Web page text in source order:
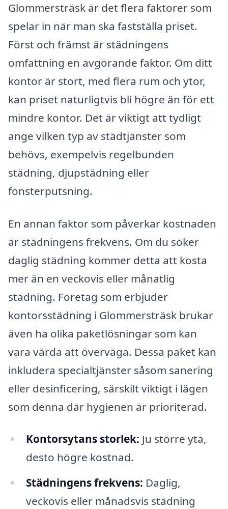
Glommersträsk är det flera faktorer som
spelar in när man ska fastställa priset.
Först och främst är städningens
omfattning en avgörande faktor. Om ditt
kontor är stort, med flera rum och ytor,
kan priset naturligtvis bli högre än för ett
mindre kontor. Det är viktigt att tydligt
ange vilken typ av städtjänster som
behövs, exempelvis regelbunden
städning, djupstädning eller
fönsterputsning.
En annan faktor som påverkar kostnaden
är städningens frekvens. Om du söker
daglig städning kommer detta att kosta
mer än en veckovis eller månatlig
städning. Företag som erbjuder
kontorsstädning i Glommersträsk brukar
även ha olika paketlösningar som kan
vara värda att överväga. Dessa paket kan
inkludera specialtjänster såsom sanering
eller desinficering, särskilt viktigt i lägen
som denna där hygienen är prioriterad.
Kontorsytans storlek: Ju större yta,
desto högre kostnad.
Städningens frekvens: Daglig,
veckovis eller månadsvis städning